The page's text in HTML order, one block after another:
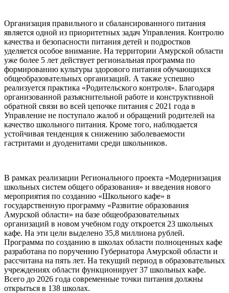
Организация правильного и сбалансированного питания
является одной из приоритетных задач Управления. Контролю
качества и безопасности питания детей и подростков
уделяется особое внимание. На территории Амурской области
уже более 5 лет действует региональная программа по
формированию культуры здорового питания обучающихся
общеобразовательных организаций. А также успешно
реализуется практика «Родительского контроля». Благодаря
организованной разъяснительной работе и конструктивной
обратной связи во всей цепочке питания с 2021 года в
Управление не поступало жалоб и обращений родителей на
качество школьного питания. Кроме того, наблюдается
устойчивая тенденция к снижению заболеваемости
гастритами и дуоденитами среди школьников.
В рамках реализации Регионального проекта «Модернизация
школьных систем общего образования» и введения нового
мероприятия по созданию «Школьного кафе» в
государственную программу «Развитие образования
Амурской области» на базе общеобразовательных
организаций в новом учебном году откроется 23 школьных
кафе. На эти цели выделено 35,8 миллиона рублей.
Программа по созданию в школах области полноценных кафе
разработана по поручению Губернатора Амурской области и
рассчитана на пять лет. На текущий период в образовательных
учреждениях области функционирует 37 школьных кафе.
Всего до 2026 года современные точки питания должны
открыться в 138 школах.